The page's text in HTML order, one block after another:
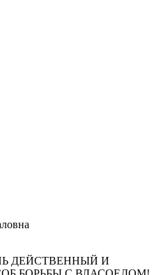
ДЕЙСТВЕННЫЙ И